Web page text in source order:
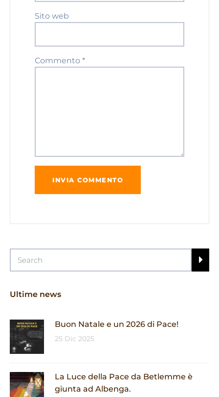
Sito web
Commento *
Ultime news
Buon Natale e un 2026 di Pace!
25 Dic 2025
La Luce della Pace da Betlemme è
giunta ad Albenga.